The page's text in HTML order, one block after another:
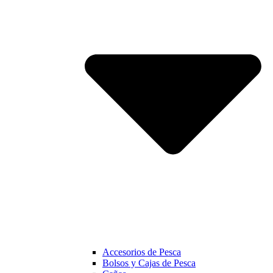
Accesorios de Pesca
Bolsos y Cajas de Pesca